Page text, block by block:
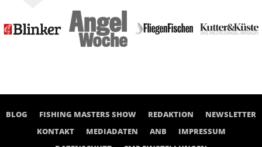
BLOG FISHING MASTERS SHOW REDAKTION
NEWSLETTER
KONTAKT
MEDIADATEN ANB
IMPRESSUM